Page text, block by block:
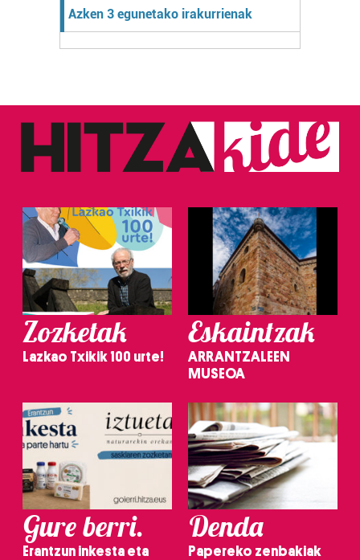
Azken 3 egunetako irakurrienak
Zozketak
Lazkao Txikik 100 urte!
Eskaintzak
ARRANTZALEEN
MUSEOA
Gure berri.
Erantzun inkesta eta
Denda
Papereko zenbakiak